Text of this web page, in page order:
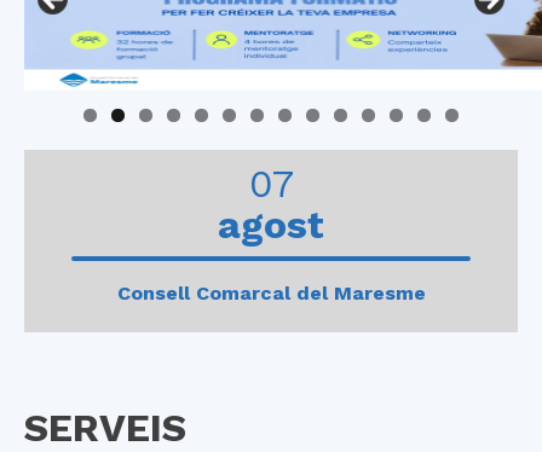
del
Maresme
0 1 2 3 4
07
agost
Consell Comarcal del Maresme
SERVEIS